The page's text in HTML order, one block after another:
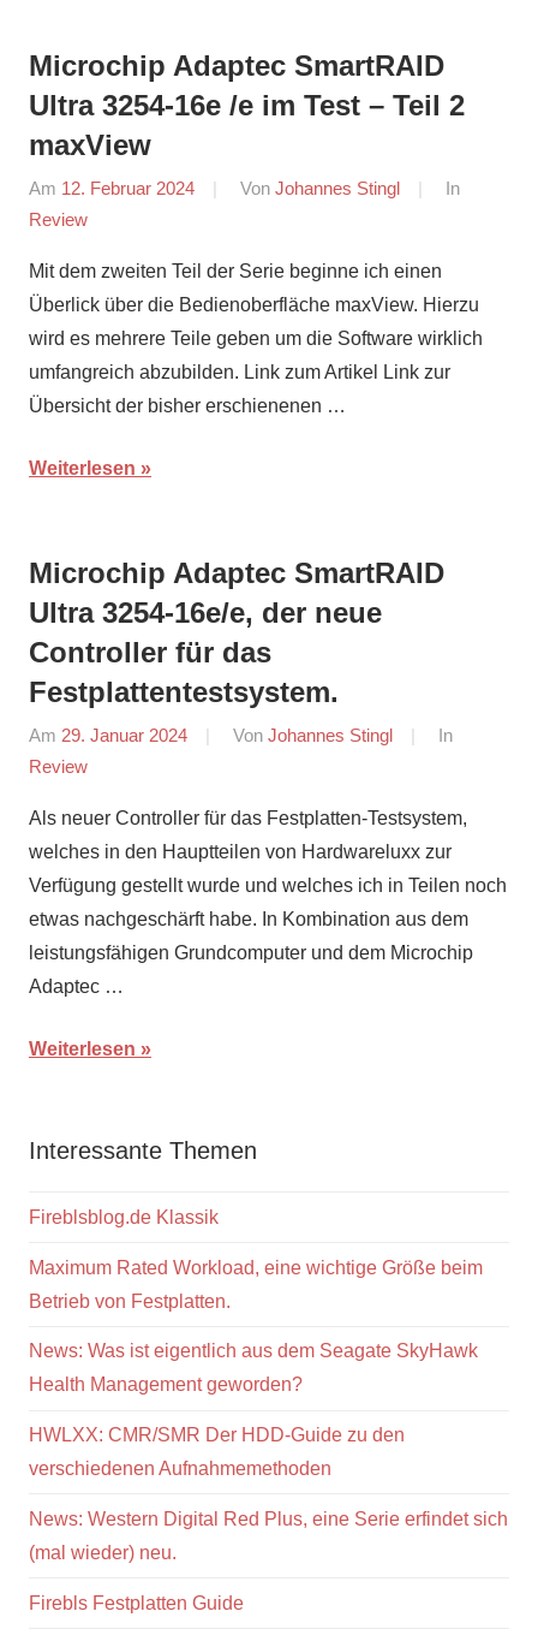
Microchip Adaptec SmartRAID
Ultra 3254-16e /e im Test – Teil 2
maxView
Am 12. Februar 2024 Von Johannes Stingl
In
Review
Mit dem zweiten Teil der Serie beginne ich einen
Überlick über die Bedienoberfläche maxView. Hierzu
wird es mehrere Teile geben um die Software wirklich
umfangreich abzubilden. Link zum Artikel Link zur
Übersicht der bisher erschienenen …
Weiterlesen
Microchip Adaptec SmartRAID
Ultra 3254-16e/e, der neue
Controller für das
Festplattentestsystem.
Am 29. Januar 2024 Von Johannes Stingl
In
Review
Als neuer Controller für das Festplatten-Testsystem,
welches in den Hauptteilen von Hardwareluxx zur
Verfügung gestellt wurde und welches ich in Teilen noch
etwas nachgeschärft habe. In Kombination aus dem
leistungsfähigen Grundcomputer und dem Microchip
Adaptec …
Weiterlesen
Interessante Themen
Fireblsblog.de Klassik
Maximum Rated Workload, eine wichtige Größe beim
Betrieb von Festplatten.
News: Was ist eigentlich aus dem Seagate SkyHawk
Health Management geworden?
HWLXX: CMR/SMR Der HDD-Guide zu den
verschiedenen Aufnahmemethoden
News: Western Digital Red Plus, eine Serie erfindet sich
(mal wieder) neu.
Firebls Festplatten Guide